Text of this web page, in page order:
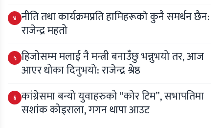
४ नीति तथा कार्यक्रमप्रति हामिहरूकाे कुनै समर्थन छैन:
राजेन्द्र महतो
५ हिजोसम्म मलाई नै मन्त्री बनाउँछु भन्नुभयो तर, आज
आएर धोका दिनुभयो: राजेन्द्र श्रेष्ठ
६ कांग्रेसमा बन्यो युवाहरुको “कोर टिम”, सभापतिमा
सशांक कोइराला, गगन थापा आउट